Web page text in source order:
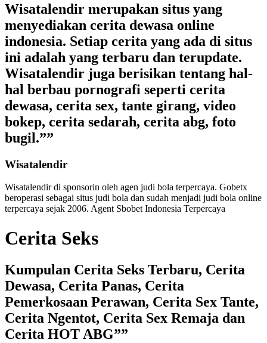
Wisatalendir merupakan situs yang
menyediakan cerita dewasa online
indonesia. Setiap cerita yang ada di situs
ini adalah yang terbaru dan terupdate.
Wisatalendir juga berisikan tentang hal-
hal berbau pornografi seperti cerita
dewasa, cerita sex, tante girang, video
bokep, cerita sedarah, cerita abg, foto
bugil.””
Wisatalendir
Wisatalendir di sponsorin oleh agen judi bola terpercaya. Gobetx
beroperasi sebagai situs judi bola dan sudah menjadi judi bola online
terpercaya sejak 2006. Agent Sbobet Indonesia Terpercaya
Cerita Seks
Kumpulan Cerita Seks Terbaru, Cerita
Dewasa, Cerita Panas, Cerita
Pemerkosaan Perawan, Cerita Sex Tante,
Cerita Ngentot, Cerita Sex Remaja dan
Cerita HOT ABG””